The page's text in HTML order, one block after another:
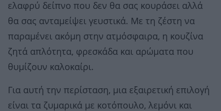
ελαφρύ δείπνο που δεν θα σας κουράσει αλλά
θα σας ανταμείψει γευστικά. Με τη ζέστη να
παραμένει ακόμη στην ατμόσφαιρα, η κουζίνα
ζητά απλότητα, φρεσκάδα και αρώματα που
θυμίζουν καλοκαίρι.
Για αυτή την περίσταση, μια εξαιρετική επιλογή
είναι τα ζυμαρικά με κοτόπουλο, λεμόνι και